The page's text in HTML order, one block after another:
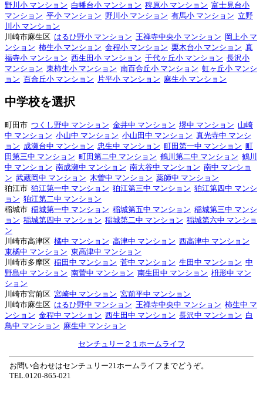
野川小 マンション 白幡台小 マンション 稗原小 マンション 富士見台小
マンション 平小 マンション 野川小 マンション 有馬小 マンション 立野
川小 マンション
川崎市麻生区 はるひ野小 マンション 王禅寺中央小 マンション 岡上小 マ
ンション 柿生小 マンション 金程小 マンション 栗木台小 マンション 真
福寺小 マンション 西生田小 マンション 千代ヶ丘小 マンション 長沢小
マンション 東柿生小 マンション 南百合丘小 マンション 虹ヶ丘小 マンシ
ョン 百合丘小 マンション 片平小 マンション 麻生小 マンション
中学校を選択
町田市 つくし野中 マンション 金井中 マンション 堺中 マンション 山崎
中 マンション 小山中 マンション 小山田中 マンション 真光寺中 マンシ
ョン 成瀬台中 マンション 忠生中 マンション 町田第一中 マンション 町
田第三中 マンション 町田第二中 マンション 鶴川第二中 マンション 鶴川
中 マンション 南成瀬中 マンション 南大谷中 マンション 南中 マンショ
ン 武蔵岡中 マンション 木曽中 マンション 薬師中 マンション
狛江市 狛江第一中 マンション 狛江第三中 マンション 狛江第四中 マンシ
ョン 狛江第二中 マンション
稲城市 稲城第一中 マンション 稲城第五中 マンション 稲城第三中 マンシ
ョン 稲城第四中 マンション 稲城第二中 マンション 稲城第六中 マンショ
ン
川崎市高津区 橘中 マンション 高津中 マンション 西高津中 マンション
東橘中 マンション 東高津中 マンション
川崎市多摩区 稲田中 マンション 菅中 マンション 生田中 マンション 中
野島中 マンション 南菅中 マンション 南生田中 マンション 枡形中 マン
ション
川崎市宮前区 宮崎中 マンション 宮前平中 マンション
川崎市麻生区 はるひ野中 マンション 王禅寺中央中 マンション 柿生中 マ
ンション 金程中 マンション 西生田中 マンション 長沢中 マンション 白
鳥中 マンション 麻生中 マンション
センチュリー２１ホームライフ
お問い合わせはセンチュリー21ホームライフまでどうぞ。
TEL.0120-865-021